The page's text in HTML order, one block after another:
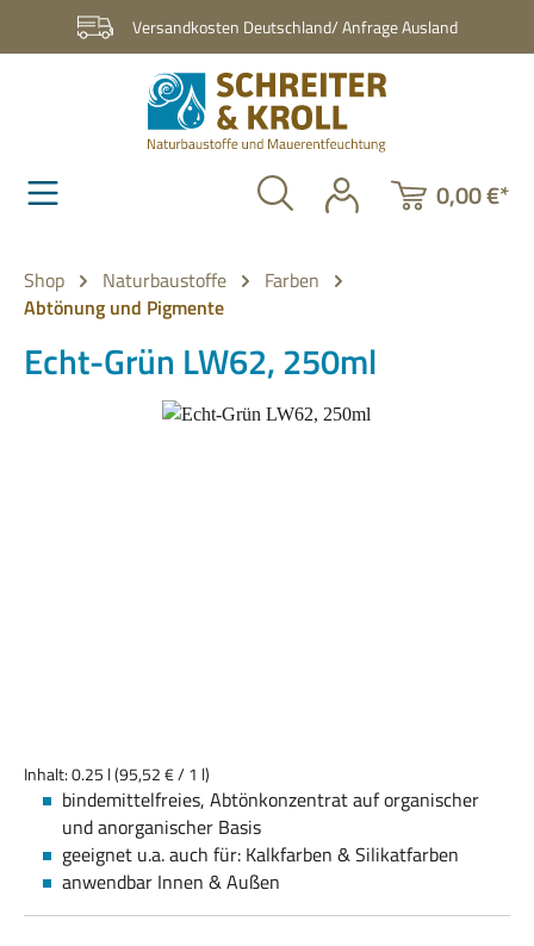
Zum Hauptinhalt springenVersandkosten Deutschland/ Anfrage Ausland
0,00 €*
Shop Naturbaustoffe
Farben
Abtönung und Pigmente
Echt-Grün LW62, 250ml
Bildergalerie überspringen
Inhalt:0.25 l(95,52 € / 1 l)
bindemittelfreies, Abtönkonzentrat auf organischer
und anorganischer Basis
geeignet u.a. auch für: Kalkfarben & Silikatfarben
anwendbar Innen & Außen